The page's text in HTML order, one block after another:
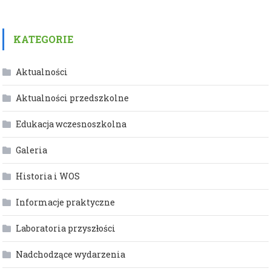
KATEGORIE
Aktualności
Aktualności przedszkolne
Edukacja wczesnoszkolna
Galeria
Historia i WOS
Informacje praktyczne
Laboratoria przyszłości
Nadchodzące wydarzenia